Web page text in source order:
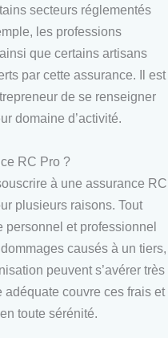
secteurs réglementés
les professions
que certains artisans
par cette assurance. Il est
de se renseigner
domaine d’activité.
RC Pro ?
à une assurance RC
plusieurs raisons. Tout
personnel et professionnel
causés à un tiers,
peuvent s’avérer très
adéquate couvre ces frais et
toute sérénité.